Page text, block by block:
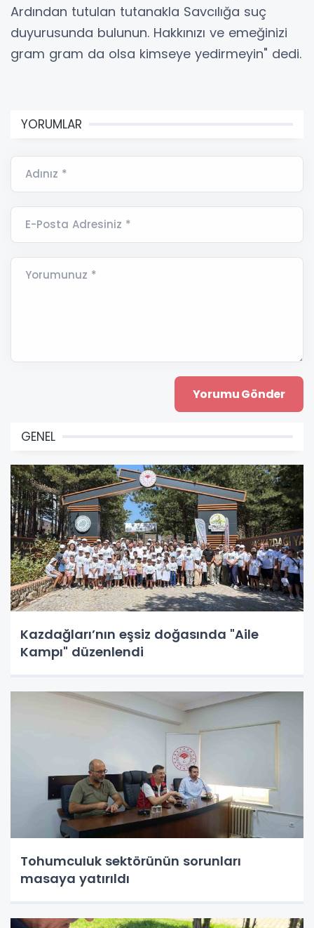
Ardından tutulan tutanakla Savcılığa suç
duyurusunda bulunun. Hakkınızı ve emeğinizi
gram gram da olsa kimseye yedirmeyin" dedi.
YORUMLAR
Adınız *
E-Posta Adresiniz *
Yorumunuz *
GENEL
Kazdağları’nın eşsiz doğasında "Aile
Kampı" düzenlendi
Tohumculuk sektörünün sorunları
masaya yatırıldı